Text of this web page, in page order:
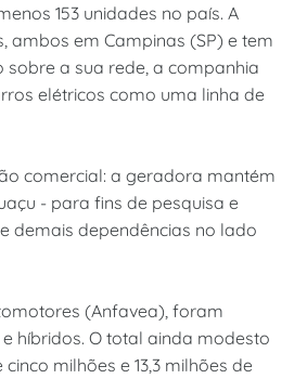
153 unidades no país. A
ambos em Campinas (SP) e tem
a sua rede, a companhia
elétricos como uma linha de
comercial: a geradora mantém
- para fins de pesquisa e
demais dependências no lado
(Anfavea), foram
e híbridos. O total ainda modesto
milhões e 13,3 milhões de